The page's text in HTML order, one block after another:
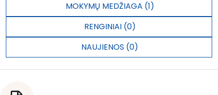
MOKYMŲ MEDŽIAGA (1)
RENGINIAI (0)
NAUJIENOS (0)